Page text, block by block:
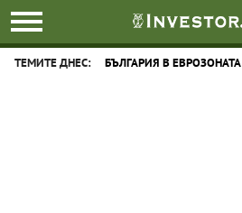
ТЕМИТЕ ДНЕС: БЪЛГАРИЯ В ЕВРОЗОНАТА